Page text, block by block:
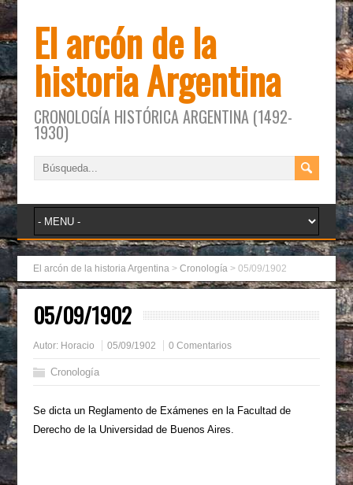
El arcón de la
historia Argentina
CRONOLOGÍA HISTÓRICA ARGENTINA (1492-
1930)
El arcón de la historia Argentina >Cronología >05/09/1902
05/09/1902
Autor: Horacio 05/09/1902 0 Comentarios
Cronología
Se dicta un Reglamento de Exámenes en la Facultad de
Derecho de la Universidad de Buenos Aires.